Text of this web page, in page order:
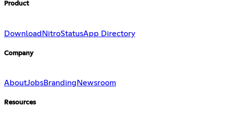
Product
Download NitroStatusApp Directory
Company
AboutJobsBranding Newsroom
Resources